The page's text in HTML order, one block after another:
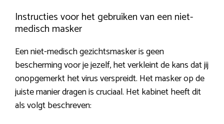
Instructies voor het gebruiken van een niet-
medisch masker
Een niet-medisch gezichtsmasker is geen
bescherming voor je jezelf, het verkleint de kans dat jij
onopgemerkt het virus verspreidt. Het masker op de
juiste manier dragen is cruciaal. Het kabinet heeft dit
als volgt beschreven: